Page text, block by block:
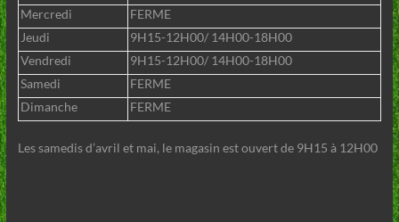
Mercredi
FERME
Jeudi
9H15-12H00/ 14H00-18H00
Vendredi
9H15-12H00/ 14H00-18H00
Samedi
FERME
Dimanche
FERME
Les samedis d’avril et mai, le magasin est ouvert de 9H15 à 12H00